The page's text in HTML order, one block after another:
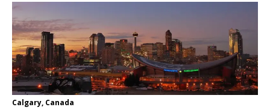
Calgary, Canada